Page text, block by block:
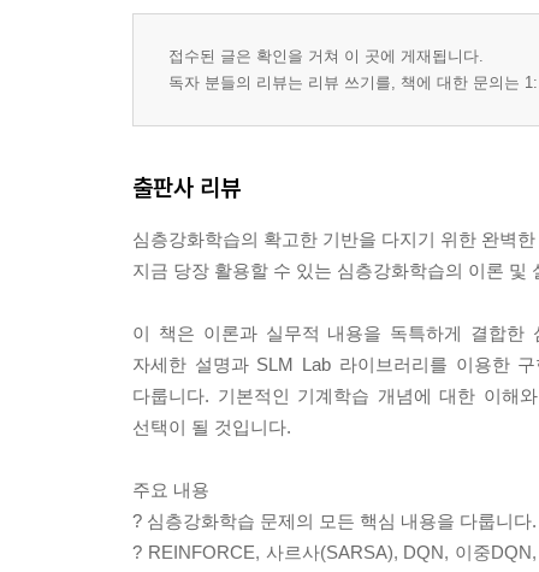
접수된 글은 확인을 거쳐 이 곳에 게재됩니다.
독자 분들의 리뷰는 리뷰 쓰기를, 책에 대한 문의는
출판사 리뷰
심층강화학습의 확고한 기반을 다지기 위한 완벽
지금 당장 활용할 수 있는 심층강화학습의 이론 및
이 책은 이론과 실무적 내용을 독특하게 결합한
자세한 설명과 SLM Lab 라이브러리를 이용한
다룹니다. 기본적인 기계학습 개념에 대한 이해
선택이 될 것입니다.
주요 내용
? 심층강화학습 문제의 모든 핵심 내용을 다룹니다.
? REINFORCE, 사르사(SARSA), DQN, 이중